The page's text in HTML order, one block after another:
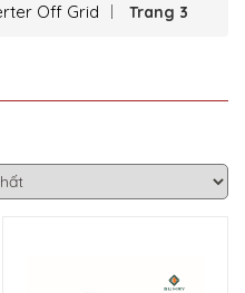
Off Grid Trang 3